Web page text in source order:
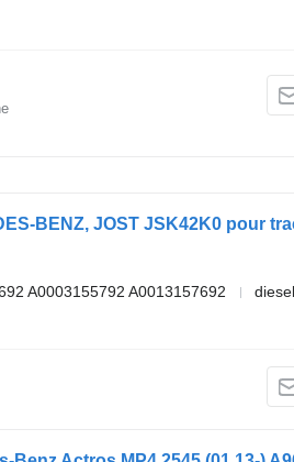
A0003155792 A0013157692
diesel